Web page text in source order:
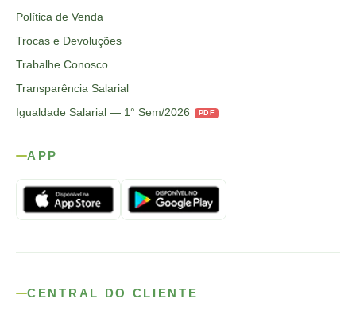
Política de Venda
Trocas e Devoluções
Trabalhe Conosco
Transparência Salarial
Igualdade Salarial — 1° Sem/2026
PDF
APP
CENTRAL DO CLIENTE